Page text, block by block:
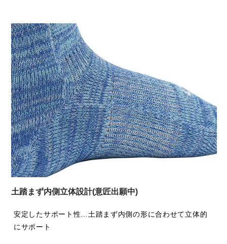
土踏まず内側立体設計(意匠出願中)
安定したサポート性…土踏まず内側の形に合わせて立体的
にサポート